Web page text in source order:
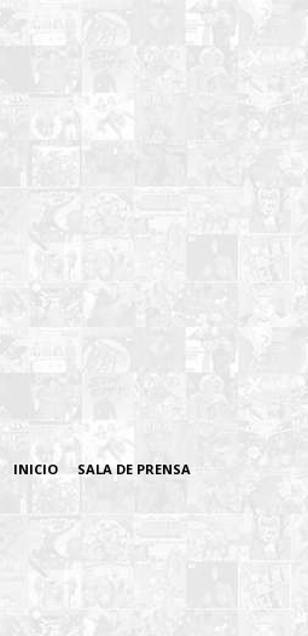
INICIO SALA DE PRENSA